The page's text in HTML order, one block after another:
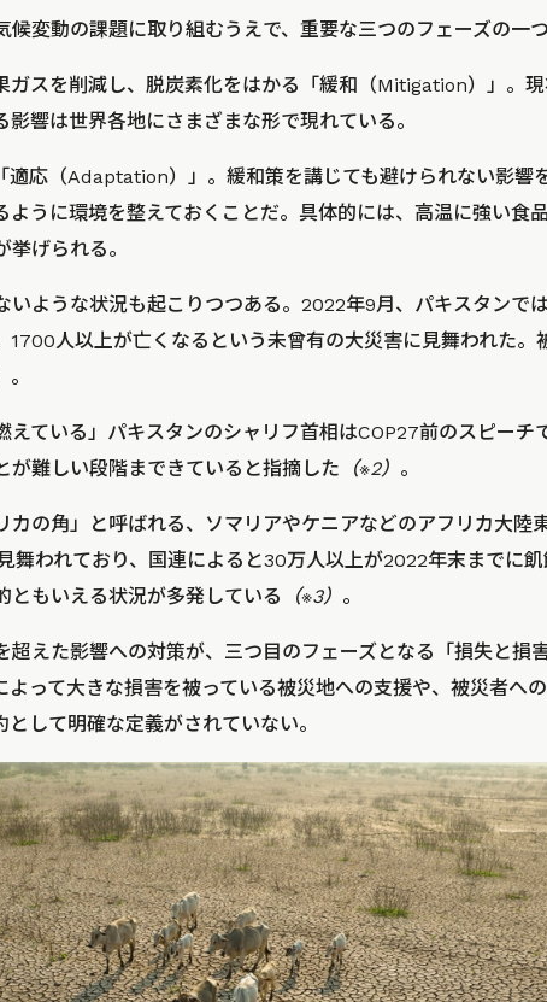
候変動の課題に取り組むうえで、重要な三つのフェーズの一つ
ガスを削減し、脱炭素化をはかる「緩和（Mitigation）」。
響は世界各地にさまざまな形で現れている。
適応（Adaptation）」。緩和策を講じても避けられない影響
うに環境を整えておくことだ。具体的には、高温に強い食品
げられる。
いような状況も起こりつつある。2022年9月、パキスタンで
1700人以上が亡くなるという未曾有の大災害に見舞われた。
。
ている」 パキスタンのシャリフ首相はCOP27前のスピーチ
が難しい段階まできていると指摘した （※2） 。
カの角」と呼ばれる、ソマリアやケニアなどのアフリカ大陸
舞われており、国連によると30万人以上が2022年末までに
ともいえる状況が多発している
（※3） 。
超えた影響への対策が、三つ目のフェーズとなる「損失と損
って大きな損害を被っている被災地への支援や、被災者へ
して明確な定義がされていない。